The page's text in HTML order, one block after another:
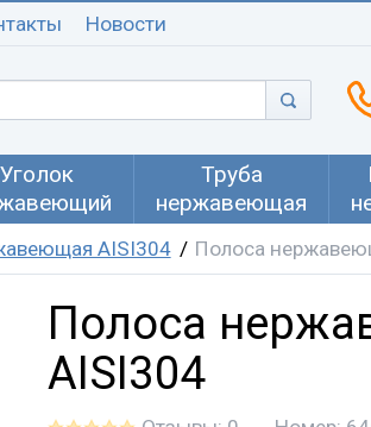
Новости
Уголок
Труба
нержавеющая
AISI304 Полоса
Полоса
AISI304